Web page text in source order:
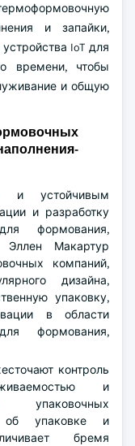
и запайки,
IoT для
времени, чтобы
и общую
и устойчивым
и разработку
формования,
Макартур
компаний,
дизайна,
упаковку,
в области
формования,
контроль
и
упаковочных
об упаковке и
бремя